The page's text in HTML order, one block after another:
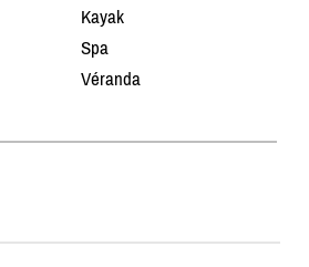
Kayak
Spa
Véranda